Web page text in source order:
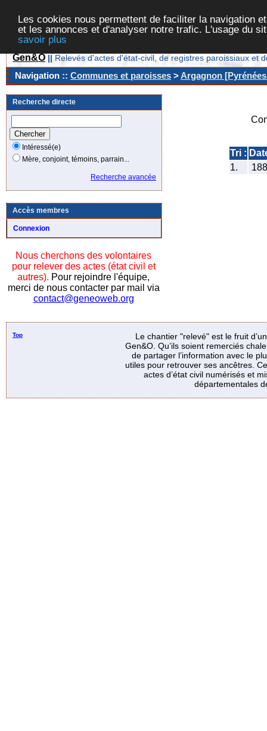
Les cookies nous permettent de faciliter la navigation
et les annonces et d'analyser notre trafic. L'usage du
savoir plus
Gen&O || Relevés d'actes d'état-civil, de registres paroissiaux et
Navigation :: Communes et paroisses >Argagnon
Recherche directe
Intéressé(e)
Mère, conjoint, témoins, parrain...
Recherche avancée
Accès membres
Connexion
Nous cherchons des volontaires
pour relever des actes (état civil et
autres). Pour rejoindre l'équipe,
merci de nous contacter par mail via
contact@geneoweb.org
Tri :
1.
Top
Le chantier "relevé" est le fruit
Gen&O. Qu’ils soient remerciés
de partager l’information avec le
utiles pour retrouver ses ancêtres.
actes d’état civil numérisés et
départementales